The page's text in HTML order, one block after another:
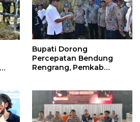
Bupati Dorong
Percepatan Bendung
Rengrang, Pemkab
Petani